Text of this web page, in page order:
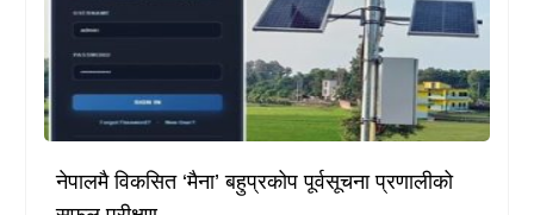
नेपालमै विकसित ‘मैना’ बहुप्रकोप पूर्वसूचना प्रणालीको